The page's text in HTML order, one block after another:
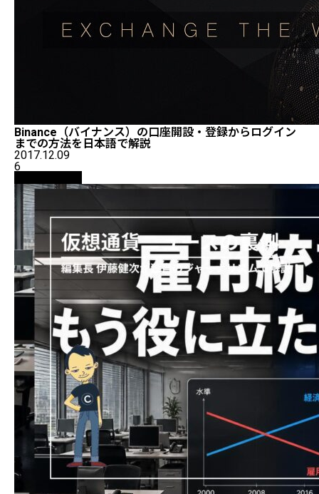
Binance（バイナンス）の口座開設・登録からログイン
までの方法を日本語で解説
2017.12.09
6